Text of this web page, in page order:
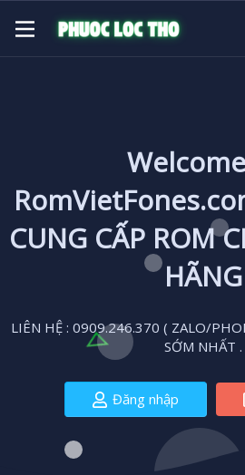
CUNG CẤP ROM
HÃNG
LIÊN HỆ : 0909.246.370 ( ZALO/
SỚM NHẤT .
Đăng nhập